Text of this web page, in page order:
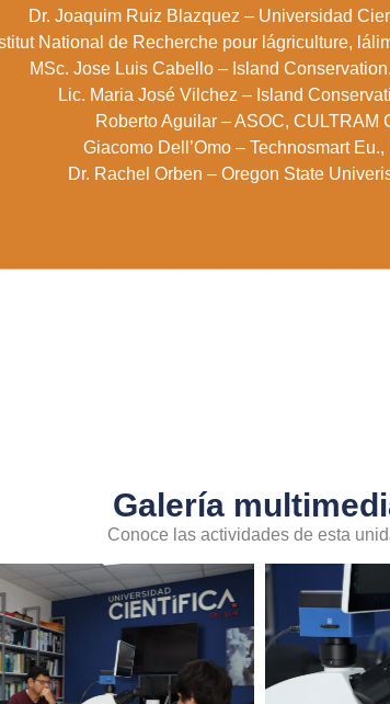
Dr. Joaquim Ruiz Blazquez – Universidad
National de Recherche pour lágriculture,
MSc. Jose Luis Cabello – Island
Lic. Maria José Vilchez – Island
Roberto Aguilar – ASOC, CULTRAM
Giacomo Dell’Omo – Technosmart Eu.,
Dr. Rachel Orben – Oregon State
Galería
Conoce las actividades de esta